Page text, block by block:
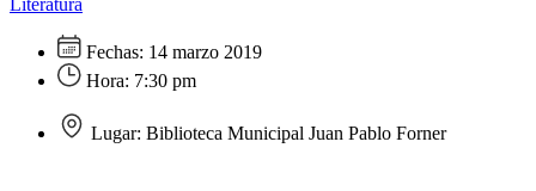
Fechas: 14 marzo 2019
Hora: 7:30 pm
Lugar: Biblioteca Municipal Juan Pablo Forner